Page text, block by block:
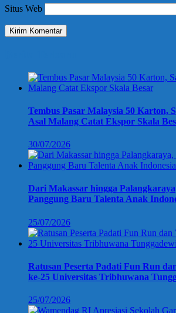
Situs Web
Tembus Pasar Malaysia 50 Karton,
Asal Malang Catat Ekspor Skala
30/07/2026
Dari Makassar hingga
Panggung Baru Talenta Anak
25/07/2026
Ratusan Peserta Padati Fun Run
ke-25 Universitas Tribhuwana
25/07/2026